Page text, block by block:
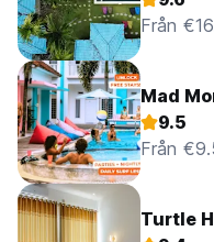
Från
Mad
9.5
Från
Turtle